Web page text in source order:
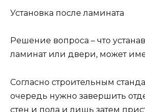
Установка после ламината
Решение вопроса – что
ламинат или двери, может
Согласно строительным
очередь нужно завершить
стен и пола и лишь затем